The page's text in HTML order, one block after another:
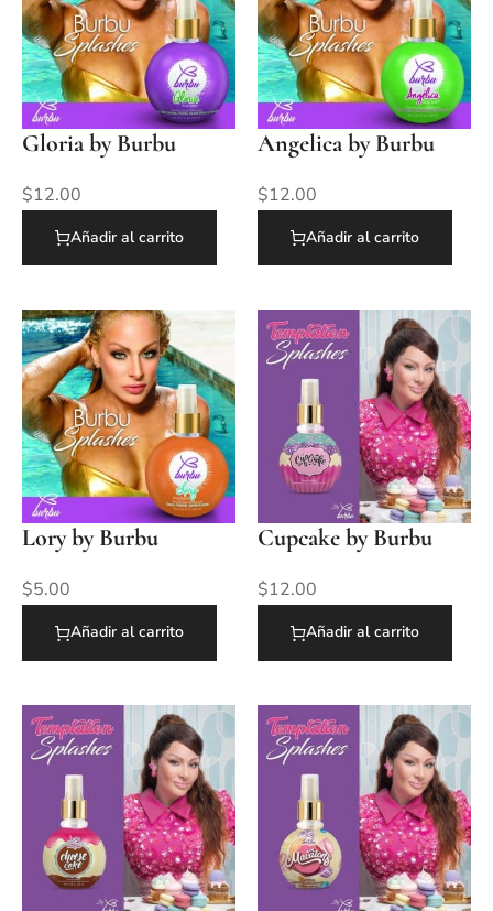
Gloria by Burbu
$12.00
Añadir al carrito
Angelica by Burbu
$12.00
Añadir al carrito
Lory by Burbu
$5.00
Añadir al carrito
Cupcake by Burbu
$12.00
Añadir al carrito